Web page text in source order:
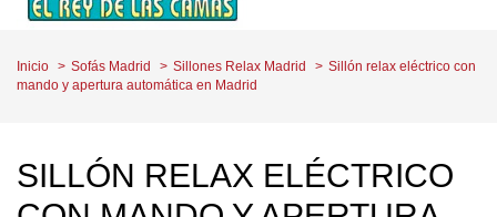
Inicio Sofás Madrid Sillones Relax Madrid
Sillón relax eléctrico con
mando y apertura automática en Madrid
SILLÓN RELAX ELÉCTRICO